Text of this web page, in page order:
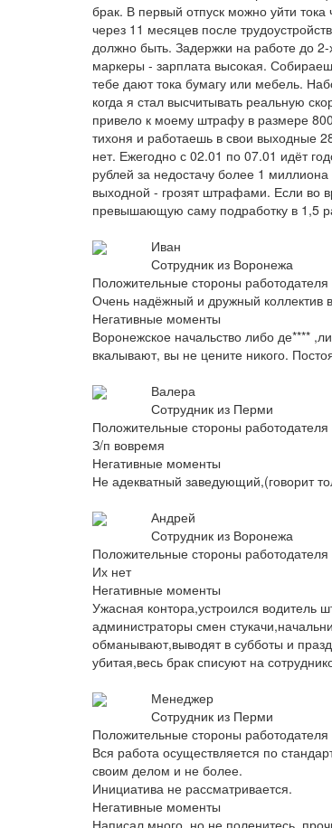
брак. В первый отпуск можно уйти
через 11 месяцев после
должно быть. Задержки на работе до
маркеры - зарплата высокая.
тебе дают тока бумагу или мебель.
когда я стал высчитывать реальную
привело к моему штрафу в размере
тихоня и работаешь в свои выходные
нет. Ежегодно с 02.01 по 07.01 идёт
рублей за недостачу более 1
выходной - грозят штрафами. Если во
превышающую саму подработку в 1,5
Иван
Сотрудник из Воронежа
Положительные стороны работодателя
Очень надёжный и дружный коллектив
Негативные моменты
Воронежское начальство либо де****
вкалывают, вы не цените никого.
Валера
Сотрудник из Перми
Положительные стороны работодателя
З/п вовремя
Негативные моменты
Не адекватный заведующий,(говорит
Андрей
Сотрудник из Воронежа
Положительные стороны работодателя
Их нет
Негативные моменты
Ужасная контора,устроился водитель
администраторы смен
обманывают,выводят в субботы и
убитая,весь брак списуют на
Менеджер
Сотрудник из Перми
Положительные стороны работодателя
Вся работа осуществляется по
своим делом и не более.
Инициатива не рассматривается.
Негативные моменты
Написал много, но не поленитесь,